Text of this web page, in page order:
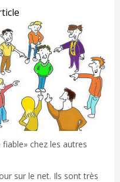
chez les autres
sur le net. Ils sont très